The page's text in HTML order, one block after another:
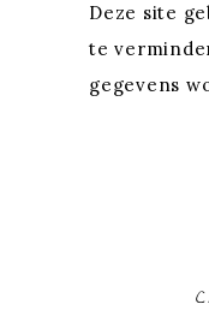
Deze site
te
gegevens